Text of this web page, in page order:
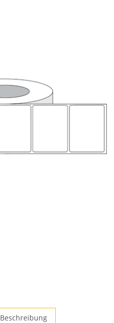
Beschreibung